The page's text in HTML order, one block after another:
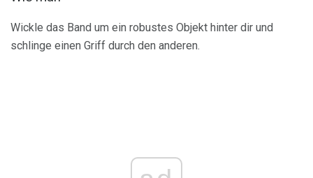
Wickle das Band um ein robustes Objekt hinter dir und
schlinge einen Griff durch den anderen.